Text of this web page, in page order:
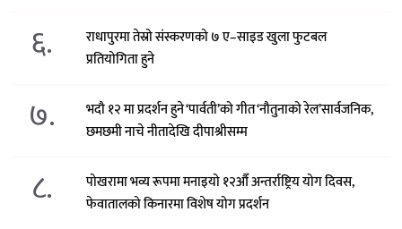
६.
राधापुरमा तेस्रो संस्करणको ७ ए–साइड खुला फुटबल
प्रतियोगिता हुने
७.
भदौ १२ मा प्रदर्शन हुने ‘पार्वती’को गीत ‘नौतुनाको रेल’सार्वजनिक,
छमछमी नाचे नीतादेखि दीपाश्रीसम्म
८.
पोखरामा भव्य रूपमा मनाइयो १२औँ अन्तर्राष्ट्रिय योग दिवस,
फेवातालको किनारमा विशेष योग प्रदर्शन